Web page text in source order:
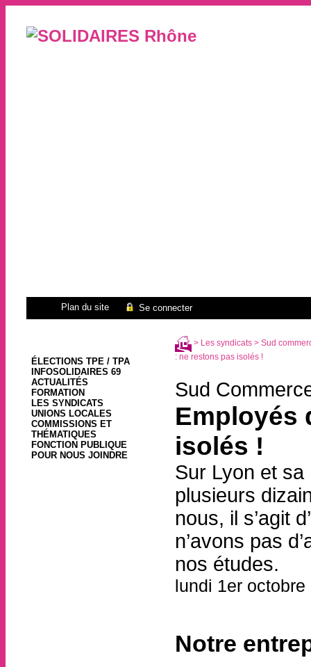
Plan du site Se connecter
ÉLECTIONS TPE / TPA
INFOSOLIDAIRES 69
ACTUALITÉS
FORMATION
LES SYNDICATS
UNIONS LOCALES
COMMISSIONS ET
THÉMATIQUES
FONCTION PUBLIQUE
POUR NOUS JOINDRE
> Les syndicats> Sud
: ne restons pas isolés !
Sud
Employés
isolés !
Sur Lyon et sa
plusieurs
nous, il s’agit
n’avons pas
nos études.
lundi 1er
Notre